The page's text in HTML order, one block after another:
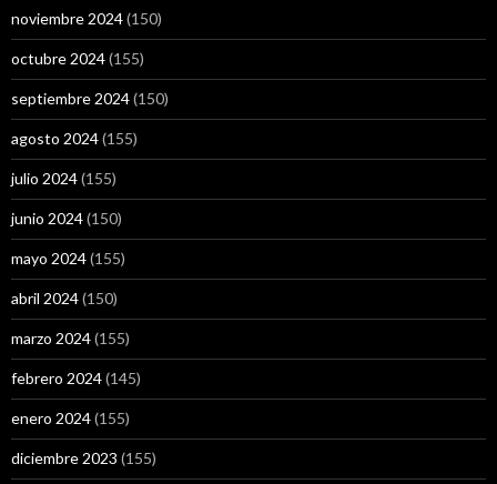
noviembre 2024(150)
octubre 2024(155)
septiembre 2024(150)
agosto 2024(155)
julio 2024(155)
junio 2024(150)
mayo 2024(155)
abril 2024(150)
marzo 2024(155)
febrero 2024(145)
enero 2024(155)
diciembre 2023 (155)